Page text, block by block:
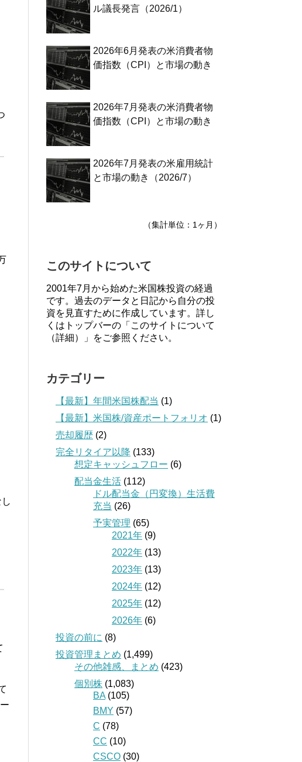
ル議長発言（2026/1）
2026年6月発表の米消費者物
価指数（CPI）と市場の動き
2026年7月発表の米消費者物
価指数（CPI）と市場の動き
2026年7月発表の米雇用統計
と市場の動き（2026/7）
（集計単位：1ヶ月）
このサイトについて
2001年7月から始めた米国株投資の経過
です。過去のデータと日記から自分の投
資を見直すために作成しています。詳し
くはトップバーの「このサイトについて
（詳細）」をご参照ください。
カテゴリー
【最新】年間米国株配当 (1)
【最新】米国株/資産ポートフォリオ (1)
売却履歴 (2)
完全リタイア以降 (133)
想定キャッシュフロー (6)
配当金生活 (112)
ドル配当金（円変換）生活費
充当 (26)
予実管理 (65)
2021年 (9)
2022年 (13)
2023年 (13)
2024年 (12)
2025年 (12)
2026年 (6)
投資の前に (8)
投資管理まとめ (1,499)
その他雑感、まとめ (423)
個別株 (1,083)
BA (105)
BMY (57)
C (78)
CC (10)
CSCO (30)